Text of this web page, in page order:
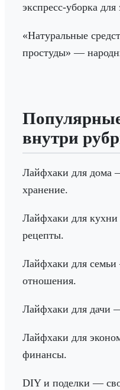
экспресс-уборка
«Натуральные
простуды» —
внутри
Лайфхаки для дома
хранение.
Лайфхаки для
рецепты.
Лайфхаки для
отношения.
Лайфхаки для дачи
Лайфхаки для
финансы.
DIY и поделки —